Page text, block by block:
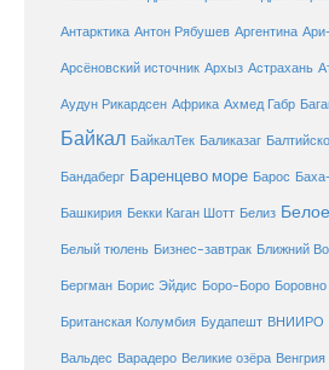
Антарктика Антон Рябушев Аргентина
Арсёновский источник Архыз Астрахань
Аудун Рикардсен Африка Ахмед Габр
Байкал БайкалТек Баликазаг
Бандаберг Баренцево море Барос
Башкирия Бекки Каган Шотт Белиз
Белый тюлень Бизнес-завтрак Ближний
Бергман Борис Эйдис Боро-Боро Боровно
Британская Колумбия Будапешт ВНИИРО
Вальдес Варадеро Великие озёра Венгрия